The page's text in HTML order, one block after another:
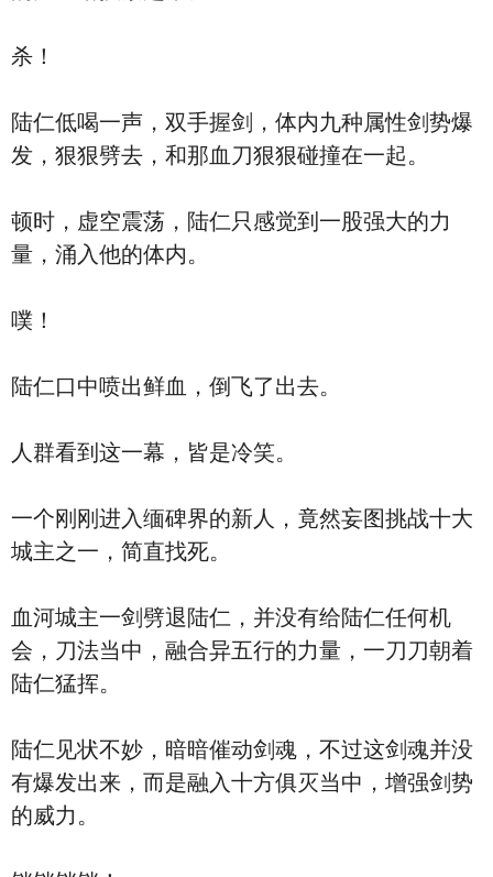
杀！
陆仁低喝一声，双手握剑，体内九种属性剑势爆
发，狠狠劈去，和那血刀狠狠碰撞在一起。
顿时，虚空震荡，陆仁只感觉到一股强大的力
量，涌入他的体内。
噗！
陆仁口中喷出鲜血，倒飞了出去。
人群看到这一幕，皆是冷笑。
一个刚刚进入缅碑界的新人，竟然妄图挑战十大
城主之一，简直找死。
血河城主一剑劈退陆仁，并没有给陆仁任何机
会，刀法当中，融合异五行的力量，一刀刀朝着
陆仁猛挥。
陆仁见状不妙，暗暗催动剑魂，不过这剑魂并没
有爆发出来，而是融入十方俱灭当中，增强剑势
的威力。